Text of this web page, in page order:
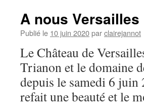
A nous Versailles
Publié le 10 juin 2020parclairejannot
Le Château de
Trianon et le domaine
depuis le samedi 6 juin
refait une beauté et le